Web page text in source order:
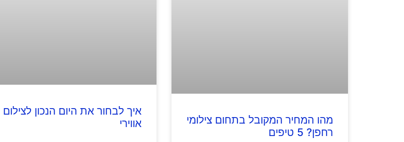
מהו המחיר המקובל בתחום צילומי
רחפן? 5 טיפים
איך לבחור את היום הנכון לצילום
אווירי